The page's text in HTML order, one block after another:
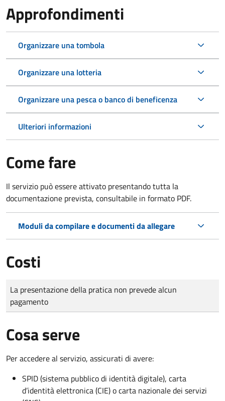
Approfondimenti
Organizzare una tombola
Organizzare una lotteria
Organizzare una pesca o banco di beneficenza
Ulteriori informazioni
Come fare
Il servizio può essere attivato presentando tutta la
documentazione prevista, consultabile in formato PDF.
Moduli da compilare e documenti da allegare
Costi
Tipo di pagamento
Importo
La presentazione della pratica non prevede alcun
pagamento
Cosa serve
Per accedere al servizio, assicurati di avere:
SPID (sistema pubblico di identità digitale), carta
d’identità elettronica (CIE) o carta nazionale dei servizi